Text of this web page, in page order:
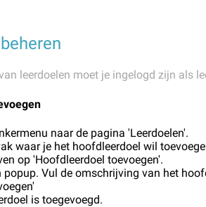
leerdoelen moet je ingelogd zijn als
naar de pagina 'Leerdoelen'.
waar je het hoofdleerdoel wil
op 'Hoofdleerdoel toevoegen'.
popup. Vul de omschrijving van het
is toegevoegd.